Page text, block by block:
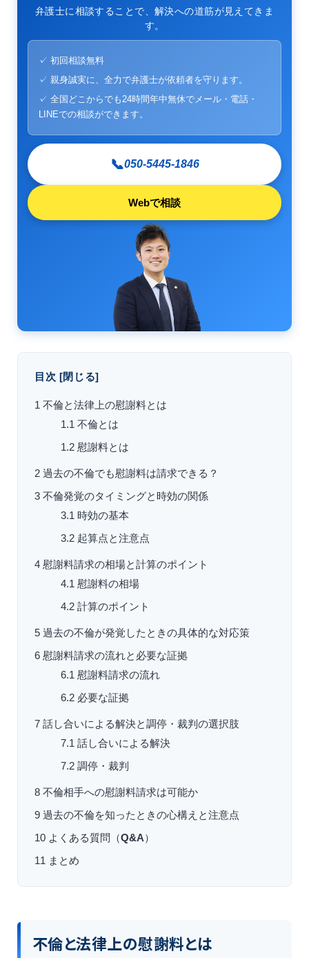
弁護士に相談することで、解決への道筋が見えてきま
す。
✓ 初回相談無料
✓ 親身誠実に、全力で弁護士が依頼者を守ります。
✓ 全国どこからでも24時間年中無休でメール・電話・
LINEでの相談ができます。
📞050-5445-1846
Webで相談
目次 [閉じる]
1 不倫と法律上の慰謝料とは
1.1 不倫とは
1.2 慰謝料とは
2 過去の不倫でも慰謝料は請求できる？
3 不倫発覚のタイミングと時効の関係
3.1 時効の基本
3.2 起算点と注意点
4 慰謝料請求の相場と計算のポイント
4.1 慰謝料の相場
4.2 計算のポイント
5 過去の不倫が発覚したときの具体的な対応策
6 慰謝料請求の流れと必要な証拠
6.1 慰謝料請求の流れ
6.2 必要な証拠
7 話し合いによる解決と調停・裁判の選択肢
7.1 話し合いによる解決
7.2 調停・裁判
8 不倫相手への慰謝料請求は可能か
9 過去の不倫を知ったときの心構えと注意点
10 よくある質問（Q&A）
11 まとめ
不倫と法律上の慰謝料とは